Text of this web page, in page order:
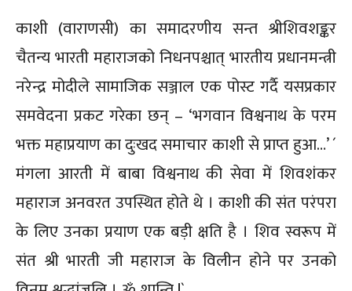
काशी (वाराणसी) का समादरणीय सन्त श्रीशिवशङ्कर
चैतन्य भारती महाराजको निधनपश्चात् भारतीय प्रधानमन्त्री
नरेन्द्र मोदीले सामाजिक सञ्जाल एक पोस्ट गर्दै यसप्रकार
समवेदना प्रकट गरेका छन् – ‘भगवान विश्वनाथ के परम
भक्त महाप्रयाण का दुःखद समाचार काशी से प्राप्त हुआ…’ ´
मंगला आरती में बाबा विश्वनाथ की सेवा में शिवशंकर
महाराज अनवरत उपस्थित होते थे । काशी की संत परंपरा
के लिए उनका प्रयाण एक बड़ी क्षति है । शिव स्वरूप में
संत श्री भारती जी महाराज के विलीन होने पर उनको